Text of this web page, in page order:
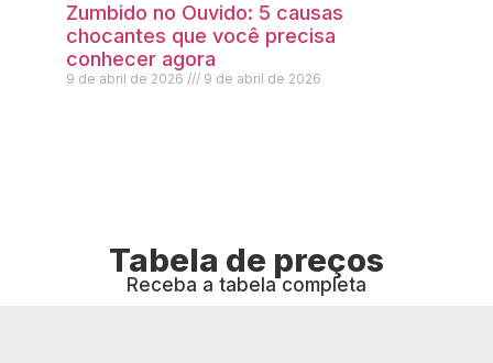
Zumbido no Ouvido: 5 causas
chocantes que você precisa
conhecer agora
9 de abril de 2026 9 de abril de 2026
Tabela de preços
Receba a tabela completa